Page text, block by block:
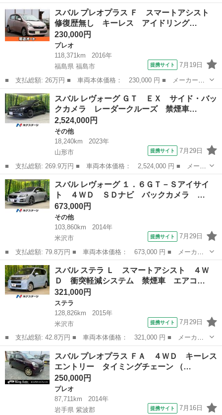
ー名： スバル ■ 車種名： フォレスター ■ グレード名： ２．
０ｉ－Ｌ アイサイト 衝突軽減装置 純正ナビ Ｂｌｕｅｔｏｏｔ
ｈ フル...
山形 山形市 フォレスター
スバル プレオプラス Ｆ スマートアシスト
修復歴無し キーレス アイドリング…
230,000円
プレオ
118,371km
2016年
福島県 福島市
提携サイト 7月19日
■ 支払総額: 26万円 ■ 車両本体価格： 230,000 円 ■ メーカー
名： スバル ■ 車種名： プレオプラス ■ グレード名： Ｆ ス
マートアシスト 修復歴無し キーレス アイドリングストップ ス
マートアシスト ...
福島 福島市
スバル レヴォーグ ＧＴ ＥＸ サイド・バッ
クカメラ レーダークルーズ 禁煙車…
2,524,000円
その他
18,240km
2023年
山形市
提携サイト 7月29日
■ 支払総額: 269.9万円 ■ 車両本体価格： 2,524,000 円 ■ メーカ
ー名： スバル ■ 車種名： レヴォーグ ■ グレード名： ＧＴ
ＥＸ サイド・バックカメラ レーダークルーズ 禁煙車 パワーシ
ート ス...
山形 山形市
スバル レヴォーグ １．６ＧＴ－Ｓアイサイ
ト ４ＷＤ ＳＤナビ バックカメラ …
673,000円
その他
103,860km
2014年
米沢市
提携サイト 7月29日
■ 支払総額: 79.8万円 ■ 車両本体価格： 673,000 円 ■ メーカー
名： スバル ■ 車種名： レヴォーグ ■ グレード名： １．６Ｇ
Ｔ－Ｓアイサイト ４ＷＤ ＳＤナビ バックカメラ 衝突被害軽減
システム レ...
山形 米沢市
スバル ステラ Ｌ スマートアシスト ４Ｗ
Ｄ 衝突軽減システム 禁煙車 エアコ…
321,000円
ステラ
128,826km
2015年
米沢市
提携サイト 7月29日
■ 支払総額: 42.8万円 ■ 車両本体価格： 321,000 円 ■ メーカー
名： スバル ■ 車種名： ステラ ■ グレード名： Ｌ スマート
アシスト ４ＷＤ 衝突軽減システム 禁煙車 エアコン オーディ
オ 電動格納...
山形 米沢市
スバル プレオプラス ＦＡ ４ＷＤ キーレス
エントリー タイミングチェーン （…
250,000円
プレオ
87,711km
2014年
岩手県 紫波郡
提携サイト 7月16日